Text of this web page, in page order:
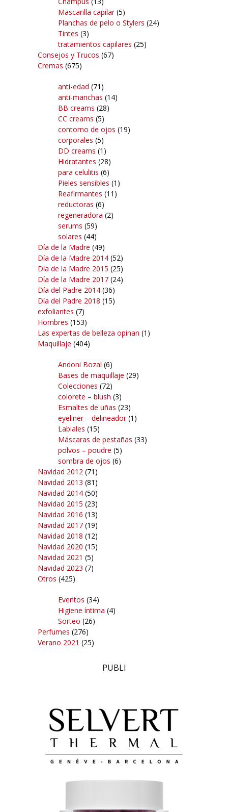
Mascarilla capilar(5)
Planchas de pelo o Stylers (24)
Tintes (3)
tratamientos capilares (25)
Consejos y Trucos (67)
Cremas (675)
anti-edad (71)
anti-manchas (14)
BB creams (28)
CC creams (5)
contorno de ojos (19)
corporales (5)
DD creams (1)
Hidratantes (28)
para celulitis (6)
Pieles sensibles (1)
Reafirmantes (11)
reductoras (6)
regeneradora (2)
serums (59)
solares (44)
Día de la Madre (49)
Día de la Madre 2014 (52)
Día de la Madre 2015 (25)
Día de la Madre 2017 (24)
Día del Padre 2014 (36)
Día del Padre 2018 (15)
exfoliantes (7)
Hombres (153)
Las expertas de belleza opinan (1)
Maquillaje (404)
Andoni Bozal (6)
Bases de maquillaje (29)
Colecciones (72)
colorete – blush (3)
Esmaltes de uñas (23)
eyeliner – delineador(1)
Labiales (15)
Máscaras de pestañas (33)
polvos – poudre (5)
sombra de ojos (6)
Navidad 2012 (71)
Navidad 2013 (81)
Navidad 2014 (50)
Navidad 2015 (23)
Navidad 2016 (13)
Navidad 2017 (19)
Navidad 2018 (12)
Navidad 2020 (15)
Navidad 2021 (5)
Navidad 2023 (7)
Otros (425)
Eventos (34)
Higiene íntima (4)
Sorteo (26)
Perfumes (276)
Verano 2021 (25)
PUBLI